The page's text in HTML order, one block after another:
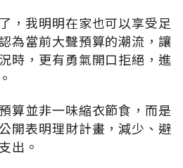
，我明明在家也可以享受足
為當前大聲預算的潮流，讓
時，更有勇氣開口拒絕，進
算並非一味縮衣節食，而是
開表明理財計畫，減少、避
出。